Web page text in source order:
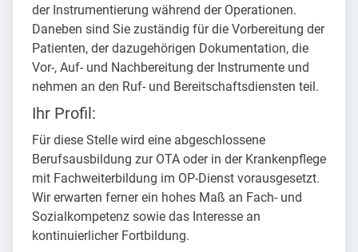
der Instrumentierung während der Operationen.
Daneben sind Sie zuständig für die Vorbereitung der
Patienten, der dazugehörigen Dokumentation, die
Vor-, Auf- und Nachbereitung der Instrumente und
nehmen an den Ruf- und Bereitschaftsdiensten teil.
Ihr Profil:
Für diese Stelle wird eine abgeschlossene
Berufsausbildung zur OTA oder in der Krankenpflege
mit Fachweiterbildung im OP-Dienst vorausgesetzt.
Wir erwarten ferner ein hohes Maß an Fach- und
Sozialkompetenz sowie das Interesse an
kontinuierlicher Fortbildung.